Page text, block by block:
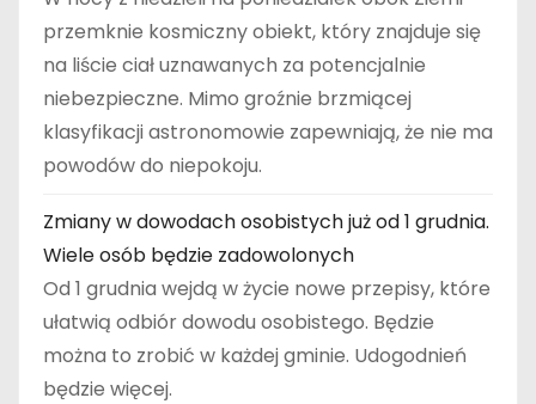
przemknie kosmiczny obiekt, który znajduje się
na liście ciał uznawanych za potencjalnie
niebezpieczne. Mimo groźnie brzmiącej
klasyfikacji astronomowie zapewniają, że nie ma
powodów do niepokoju.
Zmiany w dowodach osobistych już od 1 grudnia.
Wiele osób będzie zadowolonych
Od 1 grudnia wejdą w życie nowe przepisy, które
ułatwią odbiór dowodu osobistego. Będzie
można to zrobić w każdej gminie. Udogodnień
będzie więcej.